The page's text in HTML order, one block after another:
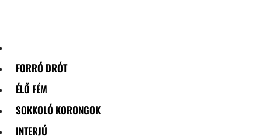
FORRÓ DRÓT
ÉLŐ FÉM
SOKKOLÓ KORONGOK
INTERJÚ